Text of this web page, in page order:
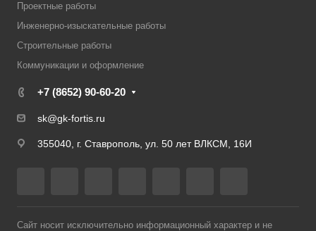
Проектные работы
Инженерно-изыскательные работы
Строительные работы
Коммуникации и оформление
+7 (8652) 90-60-20
sk@gk-fortis.ru
355040, г. Ставрополь, ул. 50 лет ВЛКСМ, 16И
Сайт носит исключительно информационный характер и не